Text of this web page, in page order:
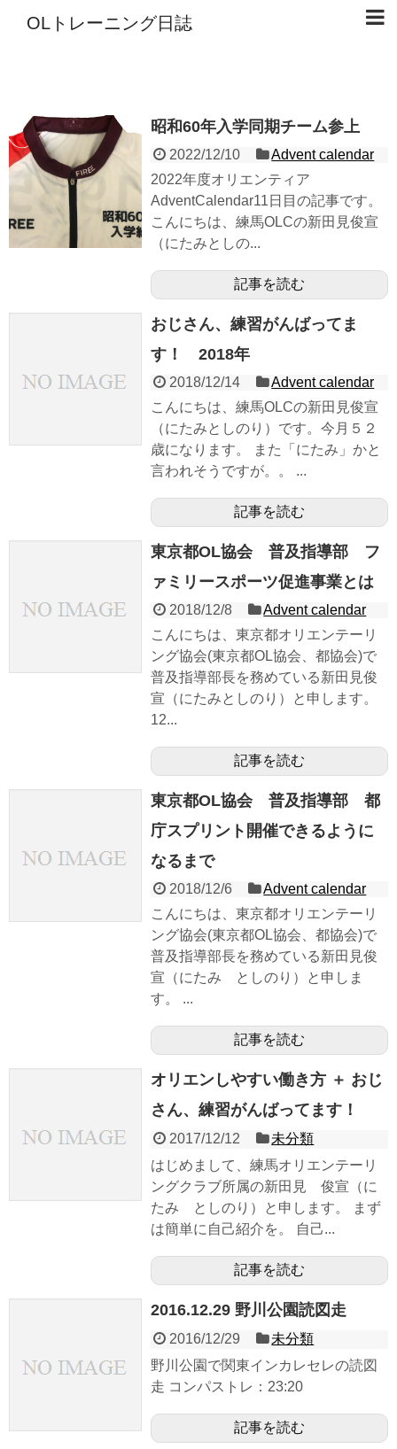
OLトレーニング日誌
昭和60年入学同期チーム参上
2022/12/10
Advent calendar
2022年度オリエンティア
AdventCalendar11日目の記事です。
こんにちは、練馬OLCの新田見俊宣
（にたみとしの...
記事を読む
おじさん、練習がんばってま
す！ 2018年
2018/12/14
Advent calendar
こんにちは、練馬OLCの新田見俊宣
（にたみとしのり）です。今月５２
歳になります。 また「にたみ」かと
言われそうですが。。 ...
記事を読む
東京都OL協会 普及指導部 フ
ァミリースポーツ促進事業とは
2018/12/8
Advent calendar
こんにちは、東京都オリエンテーリ
ング協会(東京都OL協会、都協会)で
普及指導部長を務めている新田見俊
宣（にたみとしのり）と申します。
12...
記事を読む
東京都OL協会 普及指導部 都
庁スプリント開催できるように
なるまで
2018/12/6
Advent calendar
こんにちは、東京都オリエンテーリ
ング協会(東京都OL協会、都協会)で
普及指導部長を務めている新田見俊
宣（にたみ としのり）と申しま
す。 ...
記事を読む
オリエンしやすい働き方 ＋ おじ
さん、練習がんばってます！
2017/12/12
未分類
はじめまして、練馬オリエンテーリ
ングクラブ所属の新田見 俊宣（に
たみ としのり）と申します。 まず
は簡単に自己紹介を。 自己...
記事を読む
2016.12.29 野川公園読図走
2016/12/29
未分類
野川公園で関東インカレセレの読図
走 コンパストレ：23:20
記事を読む